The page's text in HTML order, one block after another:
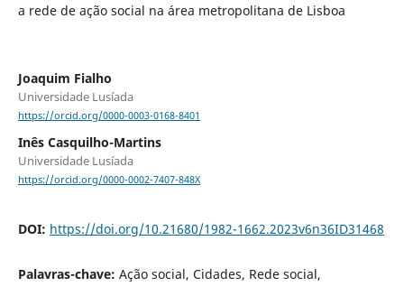
a rede de ação social na área metropolitana de Lisboa
Joaquim Fialho
Universidade Lusíada
https://orcid.org/0000-0003-0168-8401
Inês Casquilho-Martins
Universidade Lusíada
https://orcid.org/0000-0002-7407-848X
DOI: https://doi.org/10.21680/1982-1662.2023v6n36ID31468
Palavras-chave: Ação social, Cidades, Rede social,